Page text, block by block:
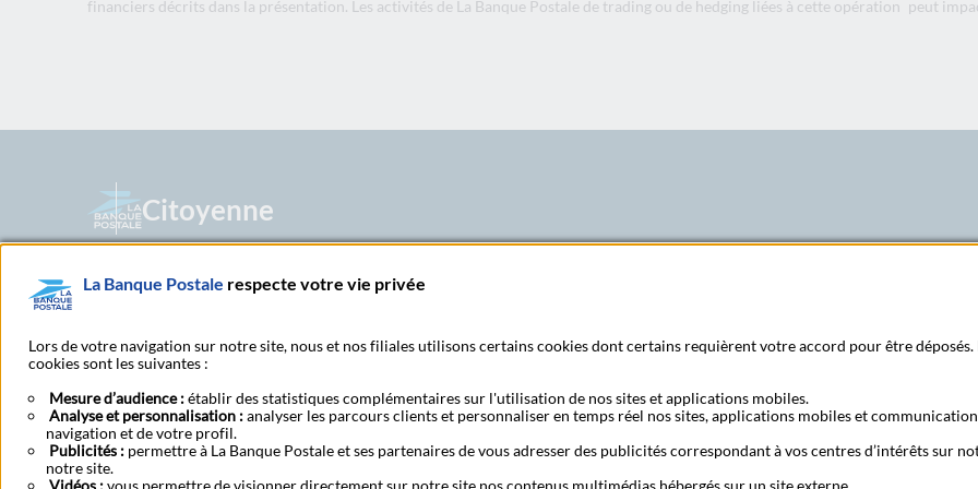
financiers décrits dans la présentation. Les activités de La Banque Postale de trading ou de hedging liées à cette opération peut
Citoyenne
nous revendiquons l’ambition d’accompagner nos 20 millions de clients avec des offres
génération.
Espace sourds et malentendants Recherche bureau de poste Nous
La Banque Postale respecte votre vie privée
Lors de votre navigation sur notre site, nous et nos filiales utilisons certains cookies dont certains requièrent votre accord pour être déposés.
cookies sont les suivantes :
Mesure d’audience :établir des statistiques complémentaires sur l'utilisation de nos sites et applications mobiles.
Analyse et personnalisation :analyser les parcours clients et personnaliser en temps réel nos sites, applications mobiles et
navigation et de votre profil.
Publicités : permettre à La Banque Postale et ses partenaires de vous adresser des publicités correspondant à vos centres d’intérêts sur
notre site.
Vidéos :vous permettre de visionner directement sur notre site nos contenus multimédias hébergés sur un site externe.